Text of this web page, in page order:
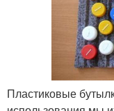
Пластиковые